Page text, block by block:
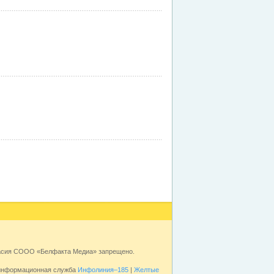
СООО «Белфакта Медиа» запрещено.
служба Инфолиния–185| Желтые